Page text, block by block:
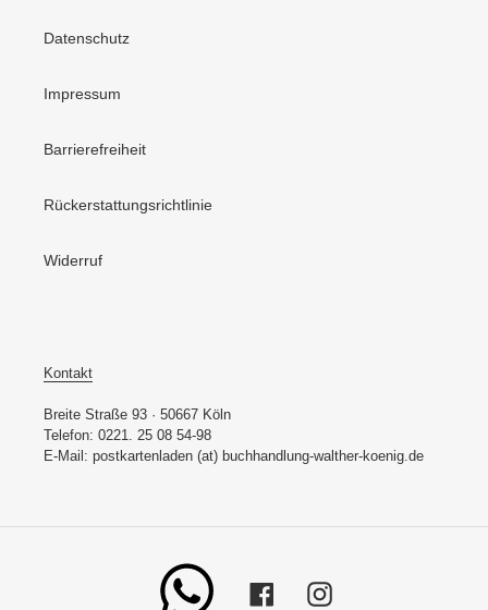
Datenschutz
Impressum
Barrierefreiheit
Rückerstattungsrichtlinie
Widerruf
Kontakt
Breite Straße 93 · 50667 Köln
Telefon: 0221. 25 08 54-98
E-Mail: postkartenladen (at) buchhandlung-walther-koenig.de
FacebookInstagram